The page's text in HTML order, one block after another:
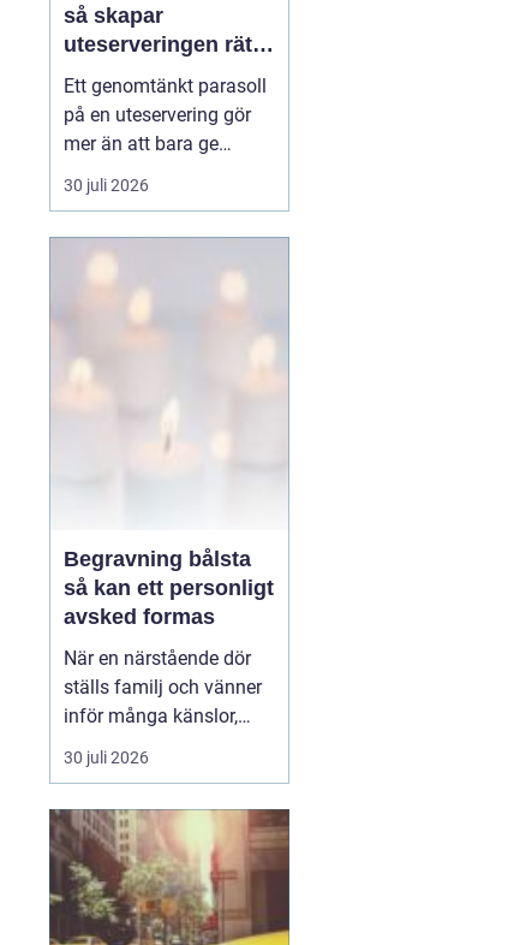
så skapar
uteserveringen rätt
känsla året runt
Ett genomtänkt parasoll
på en uteservering gör
mer än att bara ge
skugga. Det påverkar hur
länge gästerna stannar,
och om de väljer att
komma tillbaka. När
kraven på komfort,
30 juli 2026
Begravning bålsta
så kan ett personligt
avsked formas
När en närstående dör
ställs familj och vänner
inför många känslor,
men också praktiska
beslut.
ceremoni i någon av
Håbo församlings kyrkor
eller ka...
30 juli 2026